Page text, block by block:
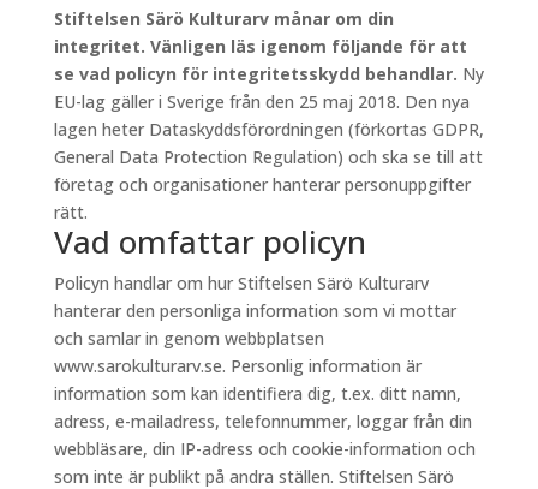
Stiftelsen Särö Kulturarv månar om din
integritet. Vänligen läs igenom följande för att
se vad policyn för integritetsskydd behandlar. Ny
EU-lag gäller i Sverige från den 25 maj 2018. Den nya
lagen heter Dataskyddsförordningen (förkortas GDPR,
General Data Protection Regulation) och ska se till att
företag och organisationer hanterar personuppgifter
rätt.
Vad omfattar policyn
Policyn handlar om hur Stiftelsen Särö Kulturarv
hanterar den personliga information som vi mottar
och samlar in genom webbplatsen
www.sarokulturarv.se. Personlig information är
information som kan identifiera dig, t.ex. ditt namn,
adress, e-mailadress, telefonnummer, loggar från din
webbläsare, din IP-adress och cookie-information och
som inte är publikt på andra ställen. Stiftelsen Särö